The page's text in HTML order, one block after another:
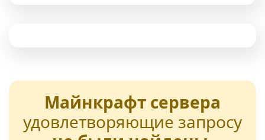
Майнкрафт сервера
удовлетворяющие запросу